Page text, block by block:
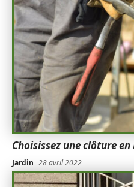
Choisissez une clôture
Jardin 28 avril 2022